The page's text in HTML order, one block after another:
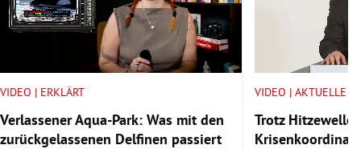
VIDEO | ERKLÄRT
Verlassener Aqua-Park: Was mit den
zurückgelassenen Delfinen passiert
VIDEO | AKTUELLE
Trotz